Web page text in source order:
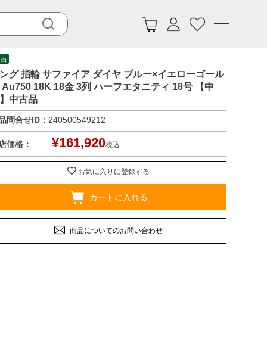
グ 指輪 サファイア ダイヤ ブルー×イエローゴール
Au750 18K 18金 3列 ハーフエタニティ 18号 【中
中古品
問合せID： 240500549212
価格： ¥161,920税込
お気に入りに登録する
カートに入れる
商品についてのお問い合わせ